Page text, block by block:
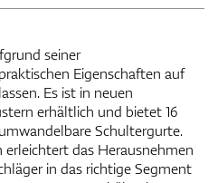
seiner
Eigenschaften auf
Es ist in neuen
erhältlich und bietet 16
Schultergurte.
das Herausnehmen
in das richtige Segment